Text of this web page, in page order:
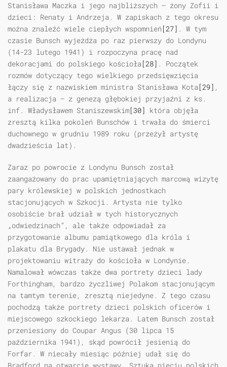
Stanisława Maczka i jego najbliższych — żony Zofii i
dzieci: Renaty i Andrzeja. W zapiskach z tego okresu
można znaleźć wiele ciepłych wspomnień[27] . W tym
czasie Bunsch wyjeżdża po raz pierwszy do Londynu
(14-23 lutego 1941) i rozpoczyna pracę nad
dekoracjami do polskiego kościoła[28] . Początek
rozmów dotyczący tego wielkiego przedsięwzięcia
łączy się z nazwiskiem ministra Stanisława Kota[29] ,
a realizacja — z genezą głębokiej przyjaźni z ks.
inf. Władysławem Staniszewskim[30] która objęła
zresztą kilka pokoleń Bunschów i trwała do śmierci
duchownego w grudniu 1989 roku (przeżył artystę
dwadzieścia lat).
Zaraz po powrocie z Londynu Bunsch został
zaangażowany do prac upamiętniających marcową wizytę
pary królewskiej w polskich jednostkach
stacjonujących w Szkocji. Artysta nie tylko
osobiście brał udział w tych historycznych
„odwiedzinach”, ale także odpowiadał za
przygotowanie albumu pamiątkowego dla króla i
plakatu dla Brygady. Nie ustawał jednak w
projektowaniu witraży do kościoła w Londynie.
Namalował wówczas także dwa portrety dzieci lady
Forthingham, bardzo życzliwej Polakom stacjonującym
na tamtym terenie, zresztą niejedyne. Z tego czasu
pochodzą także portrety dzieci polskich oficerów i
miejscowego szkockiego lekarza. Latem Bunsch został
przeniesiony do Coupar Angus (30 lipca 15
października 1941), skąd powrócił jesienią do
Forfar. W niecały miesiąc później udał się do